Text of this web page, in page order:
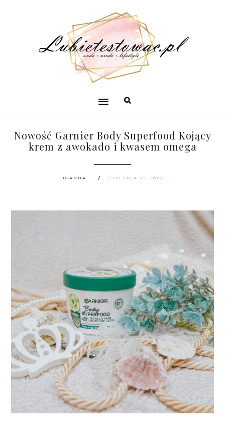
Nowość Garnier Body Superfood Kojący
krem z awokado i kwasem omega
JOANNA STYCZNIA 30, 2023